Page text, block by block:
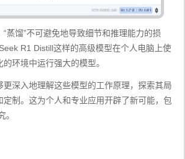
蒸馏”不可避免地导致细节和推理能力的损
R1 Distill这样的高级模型在个人电脑上使
环境中运行强大的模型。
更深入地理解这些模型的工作原理，探索其局
定制。这为个人和专业应用开辟了新可能，包
。